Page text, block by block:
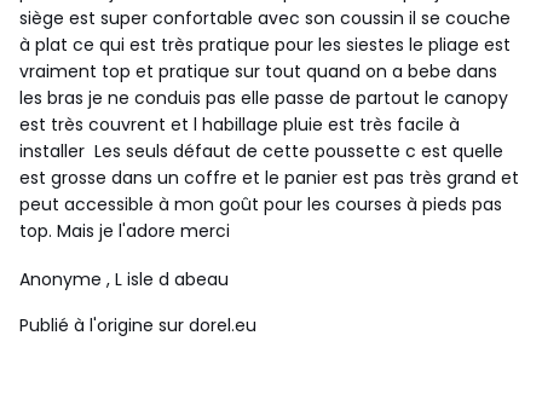
siège est super confortable avec son coussin il se couche
à plat ce qui est très pratique pour les siestes le pliage est
vraiment top et pratique sur tout quand on a bebe dans
les bras je ne conduis pas elle passe de partout le canopy
est très couvrent et l habillage pluie est très facile à
installer Les seuls défaut de cette poussette c est quelle
est grosse dans un coffre et le panier est pas très grand et
peut accessible à mon goût pour les courses à pieds pas
top. Mais je l'adore merci
Anonyme , L isle d abeau
Publié à l'origine sur dorel.eu